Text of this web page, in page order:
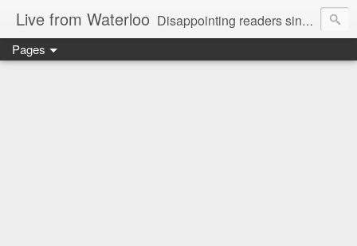
Live from Waterloo Disappointing readers since 2006
Pages